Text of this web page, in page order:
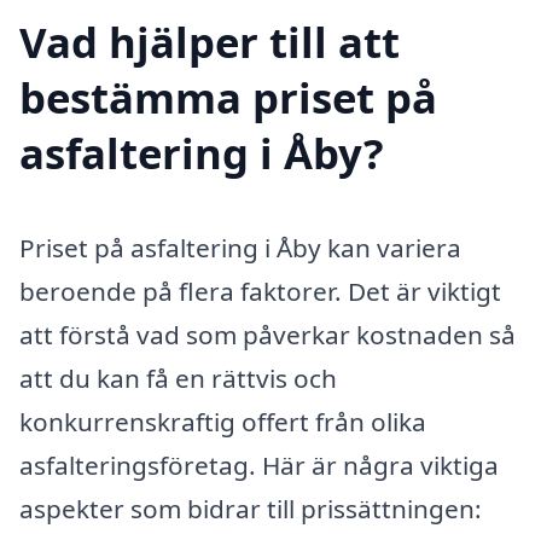
Vad hjälper till att
bestämma priset på
asfaltering i Åby?
Priset på asfaltering i Åby kan variera
beroende på flera faktorer. Det är viktigt
att förstå vad som påverkar kostnaden så
att du kan få en rättvis och
konkurrenskraftig offert från olika
asfalteringsföretag. Här är några viktiga
aspekter som bidrar till prissättningen: